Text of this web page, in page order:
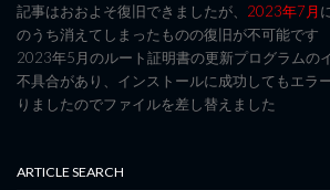
記事はおおよそ復旧できましたが、 2023年7月
のうち消えてしまったものの復旧が不可能です
2023年5月のルート証明書の更新プログラムの
不具合があり、インストールに成功してもエラ
りましたのでファイルを差し替えました
ARTICLE SEARCH